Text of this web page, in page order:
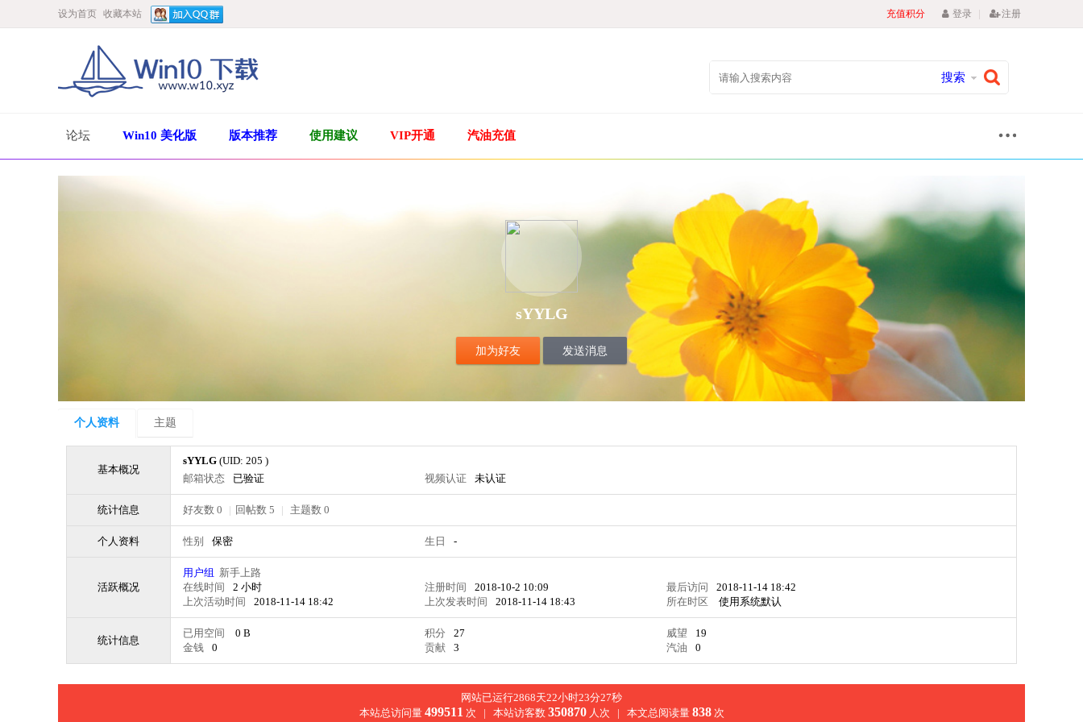
设为首页 收藏本站 充值积分 登录 | 注册
搜索
论坛 Win10 美化版 版本推荐 使用建议 VIP开通 汽油充值
sYYLG
加为好友 发送消息
个人资料 主题
基本概况
sYYLG (UID: 205 )
邮箱状态
已验证 视频认证 未认证
统计信息 好友数 0 | 回帖数 5 | 主题数 0
个人资料 性别 保密 生日 -
活跃概况
用户组 新手上路
在线时间
2 小时 注册时间 2018-10-2 10:09 最后访问
2018-11-14 18:42
上次活动时间
2018-11-14 18:42 上次发表时间 2018-11-14 18:43 所在时区 使用系统默认
统计信息
已用空间 0 B 积分 27 威望
19
金钱
0 贡献 3 汽油 0
网站已运行2868天22小时23分27秒
本站总访问量 499511 次 | 本站访客数 350870人次 | 本文总阅读量 838次